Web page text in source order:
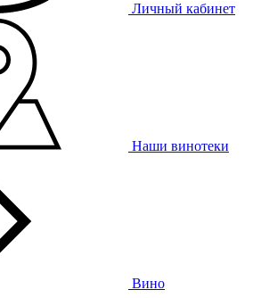
Личный кабинет
Наши винотеки
Вино